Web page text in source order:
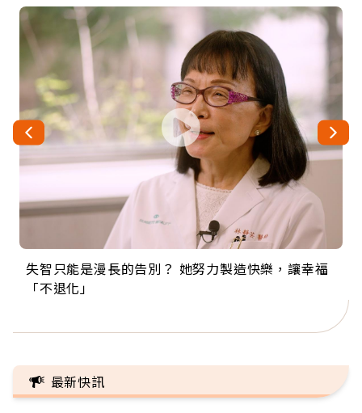
失智只能是漫長的告別？ 她努力製造快樂，讓幸福
「不退化」
來自剛果的巧克力神父 為台灣奉獻36年 「台灣是我
的家，我連作夢都講台語！」
63歲卸矽谷副總、搬回台灣找快樂！「蛋黃哥小
丑」走進安養院，逗樂上萬爺奶：退休後才開始真
104歲打破金氏世界紀錄 成為全球最年長羽球選
手，分享長壽的秘密原來是「這個」
事業巔峰他選擇追夢…黑手阿伯拉小提琴還登上小
巨蛋！連CNN都大讚！
最新快訊